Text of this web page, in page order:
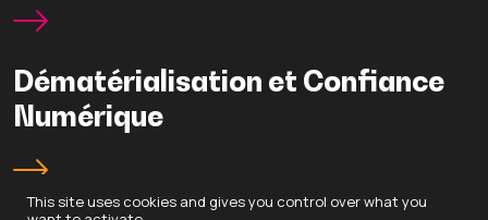
Dématérialisation et Confiance
Numérique
This site uses cookies and gives you control over what you